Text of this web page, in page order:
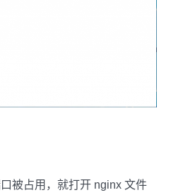
被占用，就打开 nginx 文件